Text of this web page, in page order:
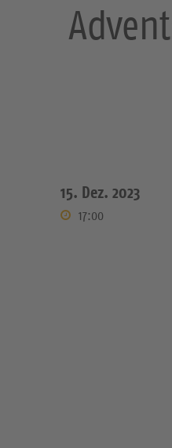
15. Dez. 2023
17:00